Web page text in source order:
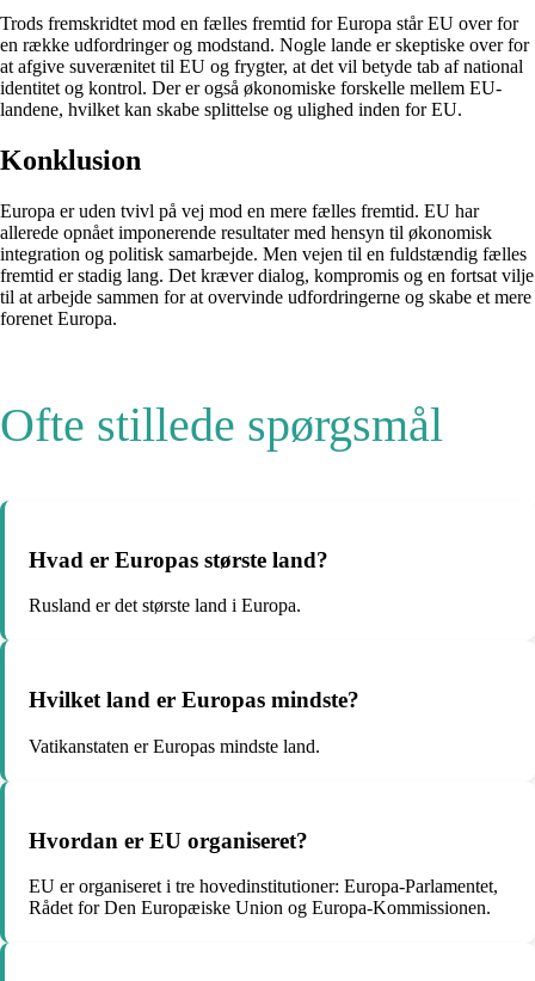
Trods fremskridtet mod en fælles fremtid for Europa står EU over for
en række udfordringer og modstand. Nogle lande er skeptiske over for
at afgive suverænitet til EU og frygter, at det vil betyde tab af national
identitet og kontrol. Der er også økonomiske forskelle mellem EU-
landene, hvilket kan skabe splittelse og ulighed inden for EU.
Konklusion
Europa er uden tvivl på vej mod en mere fælles fremtid. EU har
allerede opnået imponerende resultater med hensyn til økonomisk
integration og politisk samarbejde. Men vejen til en fuldstændig fælles
fremtid er stadig lang. Det kræver dialog, kompromis og en fortsat vilje
til at arbejde sammen for at overvinde udfordringerne og skabe et mere
forenet Europa.
Ofte stillede spørgsmål
Hvad er Europas største land?
Rusland er det største land i Europa.
Hvilket land er Europas mindste?
Vatikanstaten er Europas mindste land.
Hvordan er EU organiseret?
EU er organiseret i tre hovedinstitutioner: Europa-Parlamentet,
Rådet for Den Europæiske Union og Europa-Kommissionen.